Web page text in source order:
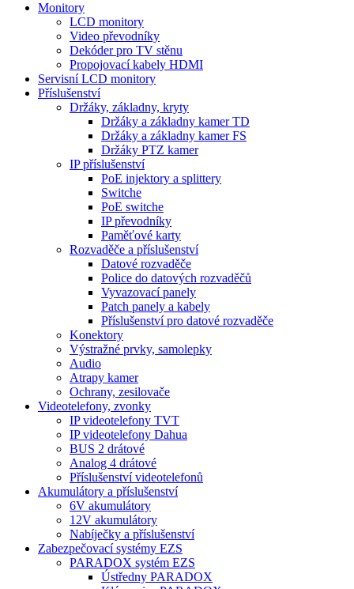
Monitory
LCD monitory
Video převodníky
Dekóder pro TV stěnu
Propojovací kabely HDMI
Servisní LCD monitory
Příslušenství
Držáky, základny, kryty
Držáky a základny kamer TD
Držáky a základny kamer FS
Držáky PTZ kamer
IP příslušenství
PoE injektory a splittery
Switche
PoE switche
IP převodníky
Paměťové karty
Rozvaděče a příslušenství
Datové rozvaděče
Police do datových rozvaděčů
Vyvazovací panely
Patch panely a kabely
Příslušenství pro datové rozvaděče
Konektory
Výstražné prvky, samolepky
Audio
Atrapy kamer
Ochrany, zesilovače
Videotelefony, zvonky
IP videotelefony TVT
IP videotelefony Dahua
BUS 2 drátové
Analog 4 drátové
Příslušenství videotelefonů
Akumulátory a příslušenství
6V akumulátory
12V akumulátory
Nabíječky a příslušenství
Zabezpečovací systémy EZS
PARADOX systém EZS
Ústředny PARADOX